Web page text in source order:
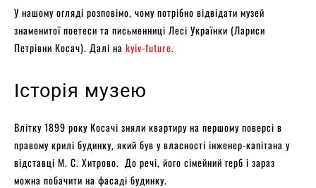
У нашому огляді розповімо, чому потрібно відвідати музей
знаменитої поетеси та письменниці Лесі Українки (Лариси
Петрівни Косач). Далі на kyiv-future.
Історія музею
Влітку 1899 року Косачі зняли квартиру на першому поверсі в
правому крилі будинку, який був у власності інженер-капітана у
відставці М. С. Хитрово. До речі, його сімейний герб і зараз
можна побачити на фасаді будинку.